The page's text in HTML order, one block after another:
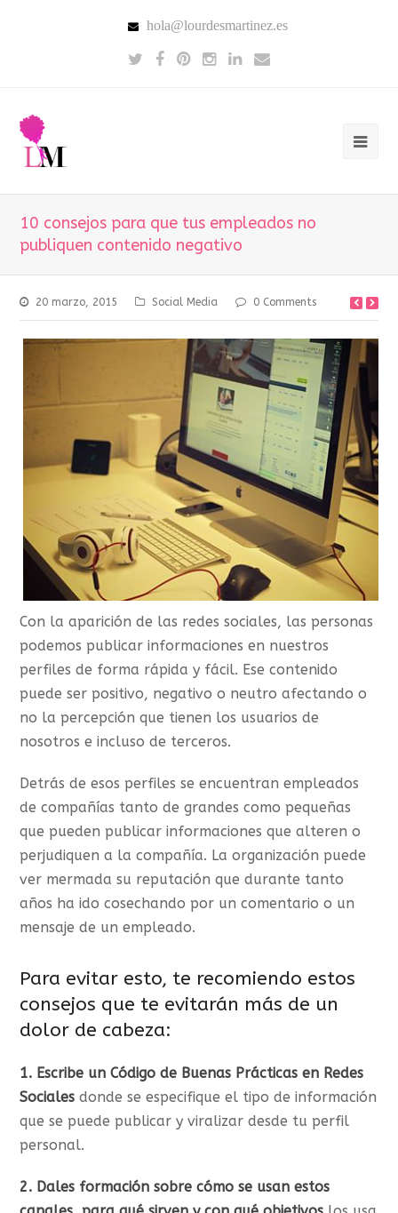
hola@lourdesmartinez.es
10 consejos para que tus empleados no
publiquen contenido negativo
20 marzo, 2015 Social Media 0 Comments
Con la aparición de las redes sociales, las personas
podemos publicar informaciones en nuestros
perfiles de forma rápida y fácil. Ese contenido
puede ser positivo, negativo o neutro afectando o
no la percepción que tienen los usuarios de
nosotros e incluso de terceros.
Detrás de esos perfiles se encuentran empleados
de compañías tanto de grandes como pequeñas
que pueden publicar informaciones que alteren o
perjudiquen a la compañía. La organización puede
ver mermada su reputación que durante tanto
años ha ido cosechando por un comentario o un
mensaje de un empleado.
Para evitar esto, te recomiendo estos
consejos que te evitarán más de un
dolor de cabeza:
1. Escribe un Código de Buenas Prácticas en Redes
Sociales donde se especifique el tipo de información
que se puede publicar y viralizar desde tu perfil
personal.
2. Dales formación sobre cómo se usan estos